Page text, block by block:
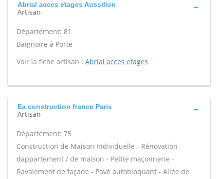
Abrial acces etages Aussillon
Artisan
Département: 81
Baignoire à Porte -
Voir la fiche artisan : Abrial acces etages
Ea construction france Paris
Artisan
Département: 75
Construction de Maison Individuelle - Rénovation
dappartement / de maison - Petite maçonnerie -
Ravalement de façade - Pavé autobloquant - Allée de